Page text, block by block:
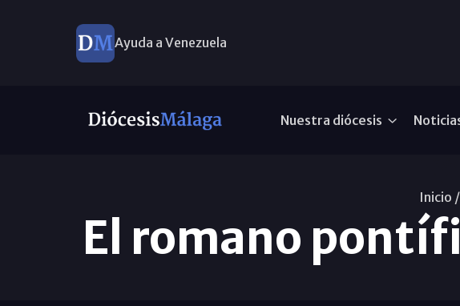
Ayuda a Venezuela
Nuestra diócesis
Inicio /
El romano